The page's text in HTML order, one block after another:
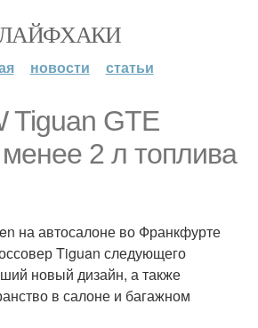
новости статьи
Tiguan GTE
менее 2 л топлива
на автосалоне во Франкфурте
Tiguan следующего
новый дизайн, а также
в салоне и багажном